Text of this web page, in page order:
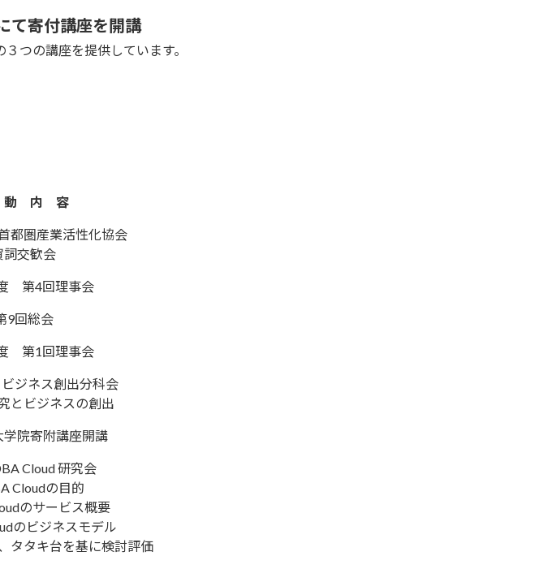
て寄付講座を開講
つの講座を提供しています。
内 容
都圏産業活性化協会
詞交歓会
第4回理事会
9回総会
第1回理事会
ジネス創出分科会
とビジネスの創出
学院寄附講座開講
Cloud 研究会
Cloudの目的
のサービス概要
のビジネスモデル
タタキ台を基に検討評価